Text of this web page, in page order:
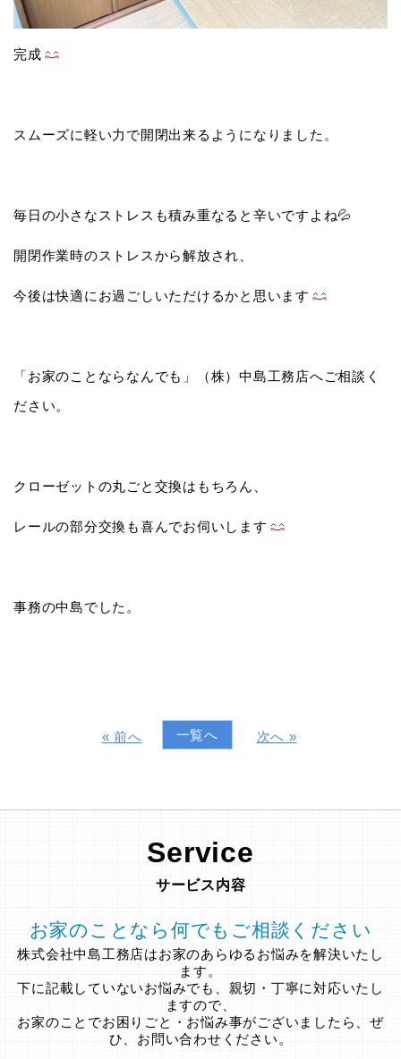
完成
スムーズに軽い力で開閉出来るようになりました。
毎日の小さなストレスも積み重なると辛いですよね💦
開閉作業時のストレスから解放され、
今後は快適にお過ごしいただけるかと思います
「お家のことならなんでも」（株）中島工務店へご相談く
ださい。
クローゼットの丸ごと交換はもちろん、
レールの部分交換も喜んでお伺いします
事務の中島でした。
« 前へ 一覧へ 次へ »
Service
サービス内容
お家のことなら何でもご相談ください
株式会社中島工務店はお家のあらゆるお悩みを解決いたし
ます。
下に記載していないお悩みでも、親切・丁寧に対応いたし
ますので、
お家のことでお困りごと・お悩み事がございましたら、ぜ
ひ、お問い合わせください。